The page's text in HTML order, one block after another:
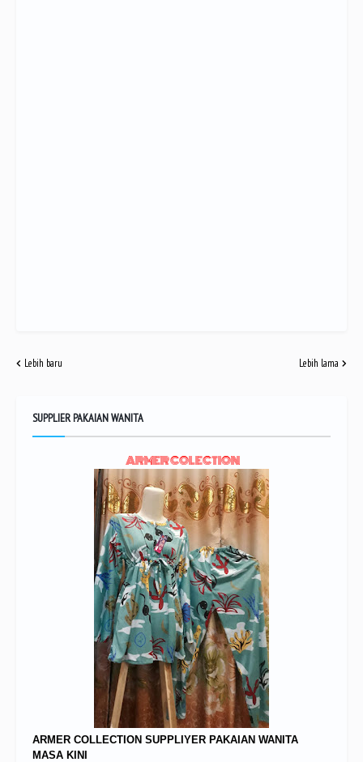
Lebih baru Lebih lama
SUPPLIER PAKAIAN WANITA
ARMER COLECTION
ARMER COLLECTION SUPPLIYER PAKAIAN WANITA
MASA KINI